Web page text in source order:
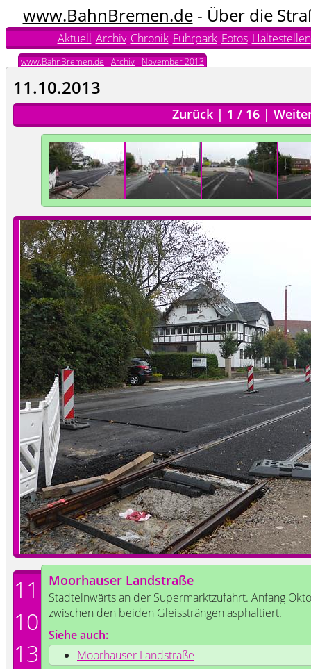
www.BahnBremen.de- Über die
Aktuell Archiv Chronik Fuhrpark Fotos Haltestellen
www.BahnBremen.de -Archiv- November 2013
11.10.2013
Zurück | 1 / 16 |
11
10
13
Moorhauser Landstraße
Stadteinwärts an der Supermarktzufahrt. Anfang
zwischen den beiden Gleissträngen asphaltiert.
Siehe auch:
Moorhauser Landstraße